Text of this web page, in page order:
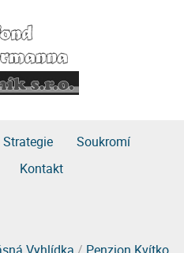
Strategie
Soukromí
Kontakt